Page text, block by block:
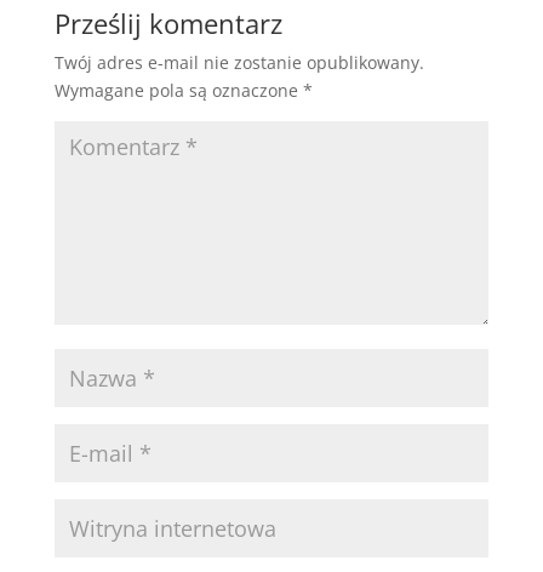
Prześlij komentarz
Twój adres e-mail nie zostanie opublikowany.
Wymagane pola są oznaczone *